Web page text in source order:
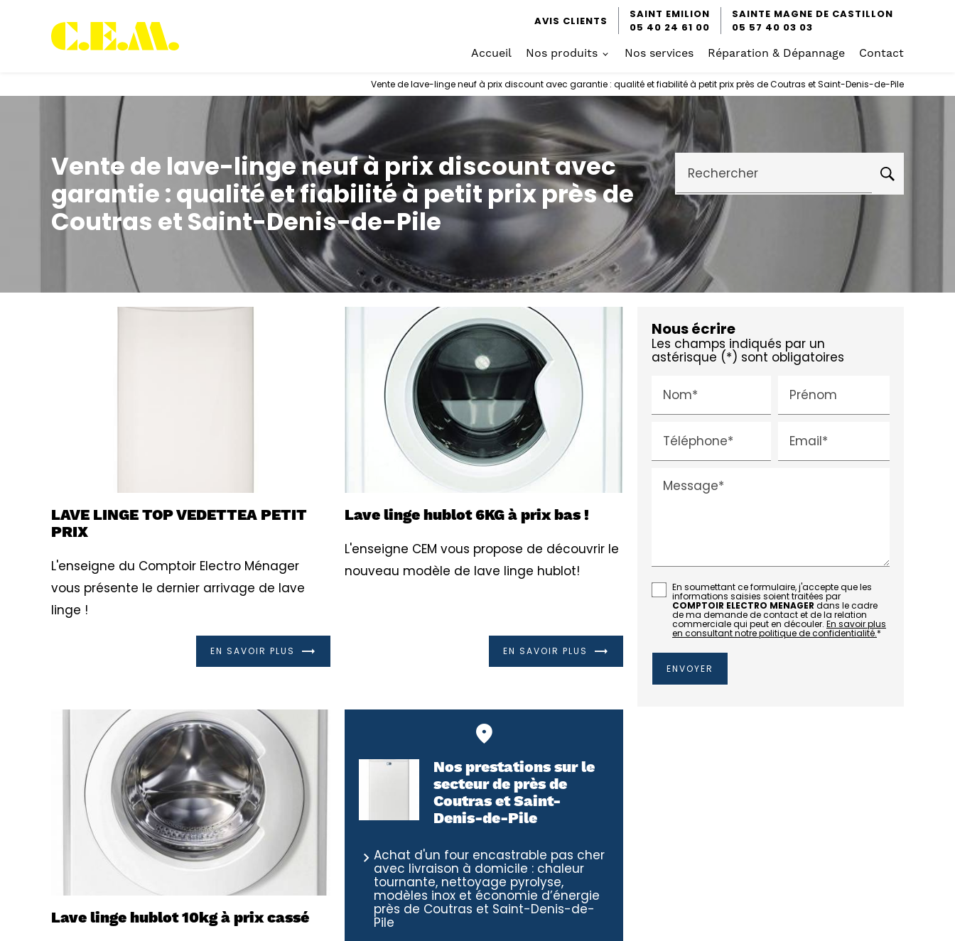
AVIS CLIENTS
SAINT EMILION
05 40 24 61 00
SAINTE MAGNE DE CASTILLON
05 57 40 03 03
Accueil Nos produits Nos services Réparation & Dépannage Contact
Vente de lave-linge neuf à prix discount avec garantie : qualité et fiabilité à petit prix près de Coutras et Saint-Denis-de-Pile
Vente de lave-linge neuf à prix discount avec
garantie : qualité et fiabilité à petit prix près de
Coutras et Saint-Denis-de-Pile
Rechercher
LAVE LINGE TOP VEDETTEA PETIT
PRIX
L'enseigne du Comptoir Electro Ménager
vous présente le dernier arrivage de lave
linge !
EN SAVOIR PLUS
Lave linge hublot 6KG à prix bas !
L'enseigne CEM vous propose de découvrir le
nouveau modèle de lave linge hublot!
EN SAVOIR PLUS
Lave linge hublot 10kg à prix cassé
Nos prestations sur le
secteur de près de
Coutras et Saint-
Denis-de-Pile
Achat d'un four encastrable pas cher
avec livraison à domicile : chaleur
tournante, nettoyage pyrolyse,
modèles inox et économie d’énergie
près de Coutras et Saint-Denis-de-
Pile
Nous écrire
Les champs indiqués par un
astérisque (*) sont obligatoires
Nom* Prénom
Téléphone* Email*
Message*
En soumettant ce formulaire, j'accepte que les
informations saisies soient traitées par
COMPTOIR ELECTRO MENAGER dans le cadre
de ma demande de contact et de la relation
commerciale qui peut en découler. En savoir plus
en consultant notre politique de confidentialité.*